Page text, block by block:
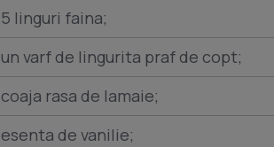
5 linguri faina;
un varf de lingurita praf de copt;
coaja rasa de lamaie;
esenta de vanilie;